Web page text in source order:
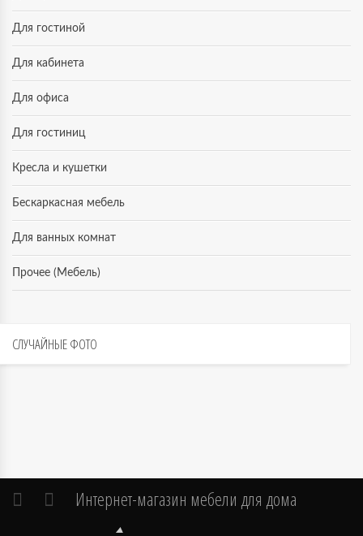
Для гостиной
Для кабинета
Для офиса
Для гостиниц
Кресла и кушетки
Бескаркасная мебель
Для ванных комнат
Прочее (Мебель)
СЛУЧАЙНЫЕФОТО
Интернет-магазин мебели для дома